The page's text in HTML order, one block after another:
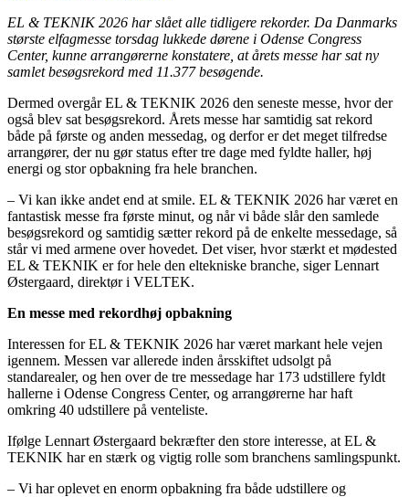
EL & TEKNIK 2026 har slået alle tidligere rekorder. Da Danmarks
største elfagmesse torsdag lukkede dørene i Odense Congress
Center, kunne arrangørerne konstatere, at årets messe har sat ny
samlet besøgsrekord med 11.377 besøgende.
Dermed overgår EL & TEKNIK 2026 den seneste messe, hvor der
også blev sat besøgsrekord. Årets messe har samtidig sat rekord
både på første og anden messedag, og derfor er det meget tilfredse
arrangører, der nu gør status efter tre dage med fyldte haller, høj
energi og stor opbakning fra hele branchen.
– Vi kan ikke andet end at smile. EL & TEKNIK 2026 har været en
fantastisk messe fra første minut, og når vi både slår den samlede
besøgsrekord og samtidig sætter rekord på de enkelte messedage, så
står vi med armene over hovedet. Det viser, hvor stærkt et mødested
EL & TEKNIK er for hele den eltekniske branche, siger Lennart
Østergaard, direktør i VELTEK.
En messe med rekordhøj opbakning
Interessen for EL & TEKNIK 2026 har været markant hele vejen
igennem. Messen var allerede inden årsskiftet udsolgt på
standarealer, og hen over de tre messedage har 173 udstillere fyldt
hallerne i Odense Congress Center, og arrangørerne har haft
omkring 40 udstillere på venteliste.
Ifølge Lennart Østergaard bekræfter den store interesse, at EL &
TEKNIK har en stærk og vigtig rolle som branchens samlingspunkt.
– Vi har oplevet en enorm opbakning fra både udstillere og